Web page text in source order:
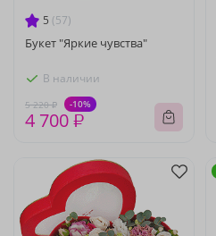
5 (57)
Букет "Яркие чувства"
В наличии
5 220 ₽ -10%
4 700 ₽